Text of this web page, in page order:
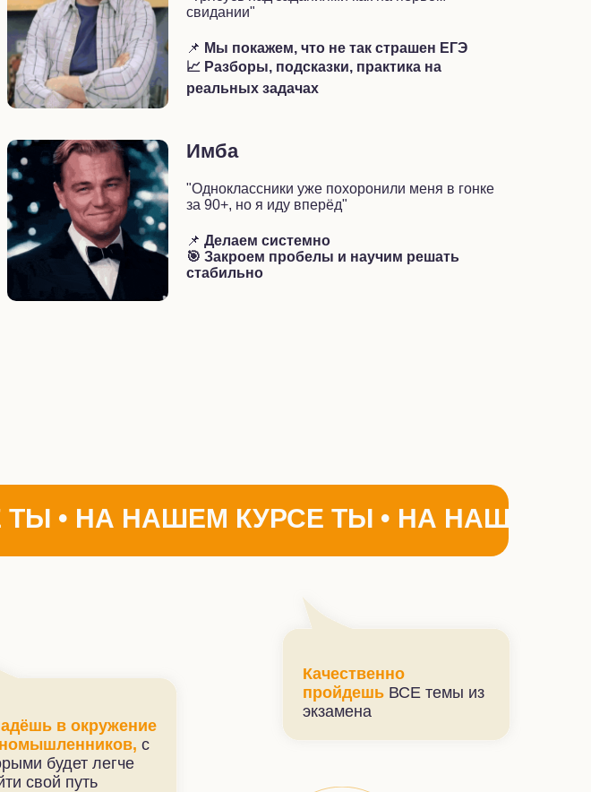
свидании"
📌 Мы покажем, что не так страшен ЕГЭ
📈 Разборы, подсказки, практика на
реальных задачах
Имба
"Одноклассники уже похоронили меня в гонке
за 90+, но я иду вперёд"
📌 Делаем системно
🎯 Закроем пробелы и научим решать
стабильно
• НА НАШЕМ КУРСЕ ТЫ • НА НАШЕМ
Качественно
пройдешь ВСЕ темы из
экзамена
в окружение
с
будет легче
свой путь